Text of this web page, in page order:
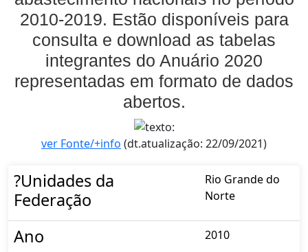
2010-2019. Estão disponíveis para
consulta e download as tabelas
integrantes do Anuário 2020
representadas em formato de dados
abertos.
ver Fonte/+info (dt.atualização: 22/09/2021)
?Unidades da
Federação
Rio Grande do
Norte
Ano 2010